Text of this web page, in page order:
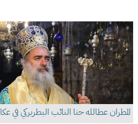
المطران عطالله حنا النائب البطريركي في عكا